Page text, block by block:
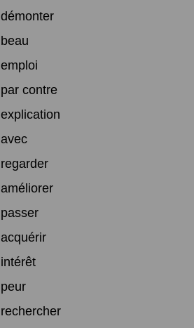
démonter
beau
emploi
par contre
explication
avec
regarder
améliorer
passer
acquérir
intérêt
peur
rechercher